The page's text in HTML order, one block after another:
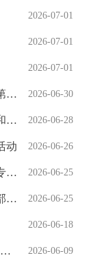
2026-07-01
2026-07-01
2026-07-01
2026-06-30
2026-06-28
动 2026-06-26
2026-06-25
2026-06-25
2026-06-18
2026-06-09